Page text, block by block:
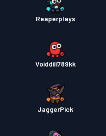
Reaperplays
Voiddili789kk
JaggerPick